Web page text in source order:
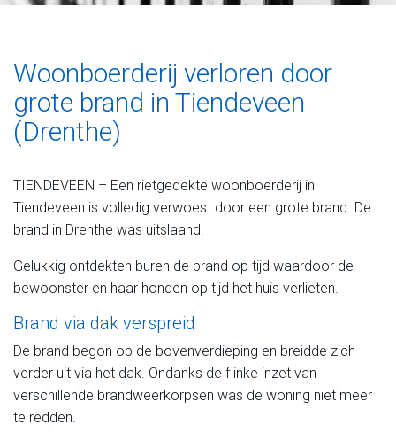
Woonboerderij verloren door
grote brand in Tiendeveen
(Drenthe)
TIENDEVEEN – Een rietgedekte woonboerderij in
Tiendeveen is volledig verwoest door een grote brand. De
brand in Drenthe was uitslaand.
Gelukkig ontdekten buren de brand op tijd waardoor de
bewoonster en haar honden op tijd het huis verlieten.
Brand via dak verspreid
De brand begon op de bovenverdieping en breidde zich
verder uit via het dak. Ondanks de flinke inzet van
verschillende brandweerkorpsen was de woning niet meer
te redden.